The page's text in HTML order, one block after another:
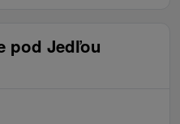
pod Jedľou